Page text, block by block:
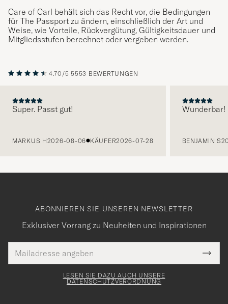
Care of Carl behält sich das Recht vor, die Bedingungen
für The Passport zu ändern, einschließlich der Art und
Weise, wie Vorteile, Rückvergütung, Gültigkeitsdauer und
Mitgliedsstufen berechnet oder vergeben werden.
4.70/5 5553 BEWERTUNGEN
Super. Passt gut!
MARKUS H2026-08-06 KÄUFER2026-07-28
Wunderbar!
BENJAMIN S
ABONNIEREN SIE UNSEREN NEWSLETTER
Exklusiver Vorrang zu Neuheiten und Inspirationen
Mail
Adresse
Tack
för
LESEN SIE DAZU AUCH UNSERE
DATENSCHUTZVERORDNUNG